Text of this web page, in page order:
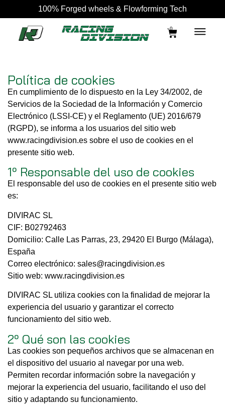
100% Forged wheels & Flowforming Tech
0
Política de cookies
En cumplimiento de lo dispuesto en la Ley 34/2002, de
Servicios de la Sociedad de la Información y Comercio
Electrónico (LSSI-CE) y el Reglamento (UE) 2016/679
(RGPD), se informa a los usuarios del sitio web
www.racingdivision.es sobre el uso de cookies en el
presente sitio web.
1º Responsable del uso de cookies
El responsable del uso de cookies en el presente sitio web
es:
DIVIRAC SL
CIF: B02792463
Domicilio: Calle Las Parras, 23, 29420 El Burgo (Málaga),
España
Correo electrónico: sales@racingdivision.es
Sitio web: www.racingdivision.es
DIVIRAC SL utiliza cookies con la finalidad de mejorar la
experiencia del usuario y garantizar el correcto
funcionamiento del sitio web.
2º Qué son las cookies
Las cookies son pequeños archivos que se almacenan en
el dispositivo del usuario al navegar por una web.
Permiten recordar información sobre la navegación y
mejorar la experiencia del usuario, facilitando el uso del
sitio y adaptando su funcionamiento.